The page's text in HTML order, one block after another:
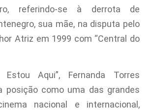
referindo-se à derrota de
sua mãe, na disputa pelo
Atriz em 1999 com “Central do
Estou Aqui”, Fernanda Torres
posição como uma das grandes
nacional e internacional,